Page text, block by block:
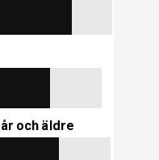
och äldre